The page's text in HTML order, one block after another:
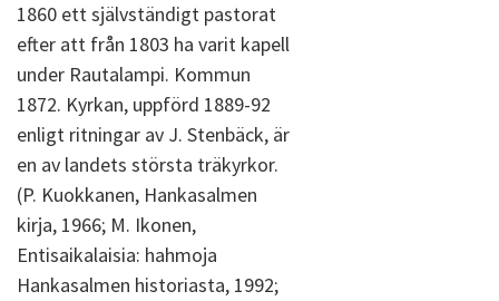
1860 ett självständigt pastorat
efter att från 1803 ha varit kapell
under Rautalampi. Kommun
1872. Kyrkan, uppförd 1889-92
enligt ritningar av J. Stenbäck, är
en av landets största träkyrkor.
(P. Kuokkanen, Hankasalmen
kirja, 1966; M. Ikonen,
Entisaikalaisia: hahmoja
Hankasalmen historiasta, 1992;